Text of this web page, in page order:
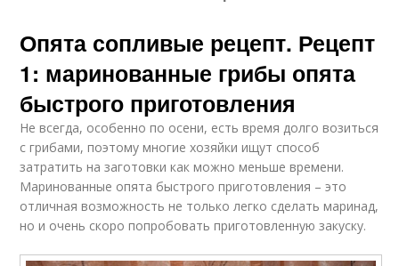
Опята сопливые рецепт. Рецепт
1: маринованные грибы опята
быстрого приготовления
Не всегда, особенно по осени, есть время долго возиться
с грибами, поэтому многие хозяйки ищут способ
затратить на заготовки как можно меньше времени.
Маринованные опята быстрого приготовления – это
отличная возможность не только легко сделать маринад,
но и очень скоро попробовать приготовленную закуску.